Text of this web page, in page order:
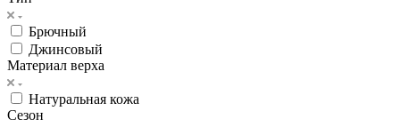
Брючный
Джинсовый
Материал верха
Натуральная кожа
Сезон